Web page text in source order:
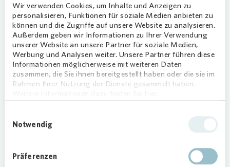
Wir verwenden Cookies, um Inhalte und Anzeigen zu
personalisieren, Funktionen für soziale Medien anbieten zu
können und die Zugriffe auf unsere Website zu analysieren.
Außerdem geben wir Informationen zu Ihrer Verwendung
unserer Website an unsere Partner für soziale Medien,
Werbung und Analysen weiter. Unsere Partner führen diese
Informationen möglicherweise mit weiteren Daten
zusammen, die Sie ihnen bereitgestellt haben oder die sie im
Rahmen Ihrer Nutzung der Dienste gesammelt haben.
Notwendig
Präferenzen
Teams vor Ort begleitet. Unterstützt wurde die
Aktion von Gärtnerinnen und Gärtnern, die bei der
Auswahl halfen und Hinweise zur Pflege gaben.
So erhielten die Mieterinnen und Mieter neben
den Pflanzen auch praktische Tipps für
Balkonkästen, Fensterbänke und Beete.